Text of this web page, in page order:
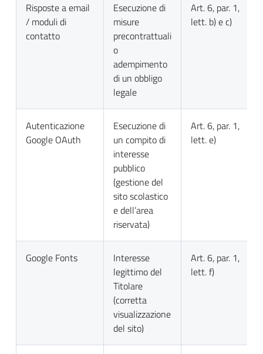
Risposte a email
/ moduli di
contatto
Esecuzione di
misure
precontrattuali
o
adempimento
di un obbligo
legale
Art. 6, par. 1,
lett. b) e c)
Autenticazione
Google OAuth
Esecuzione di
un compito di
interesse
pubblico
(gestione del
sito scolastico
e dell’area
riservata)
Art. 6, par. 1,
lett. e)
Google Fonts
Interesse
legittimo del
Titolare
(corretta
visualizzazione
del sito)
Art. 6, par. 1,
lett. f)